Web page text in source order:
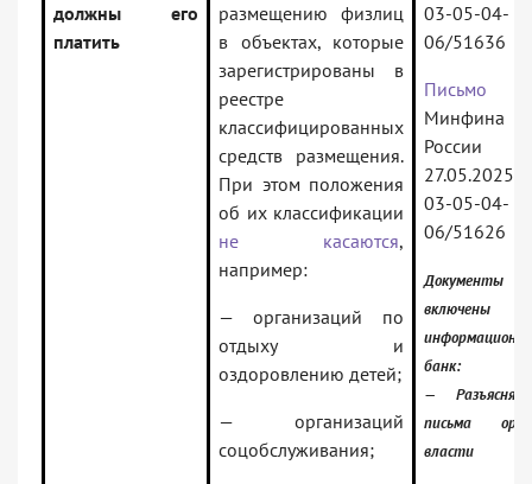
должны его
платить
размещению физлиц
в объектах, которые
зарегистрированы в
реестре
классифицированных
средств размещения.
При этом положения
об их классификации
не касаются,
например:
— организаций по
отдыху и
оздоровлению детей;
— организаций
соцобслуживания;
03-05-04-
06/51636
Письмо
Минфина
России
03-05-04-
06/51626
Документы
банк:
—
письма
власти